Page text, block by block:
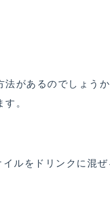
があるのでしょうか
。
ルをドリンクに混ぜ